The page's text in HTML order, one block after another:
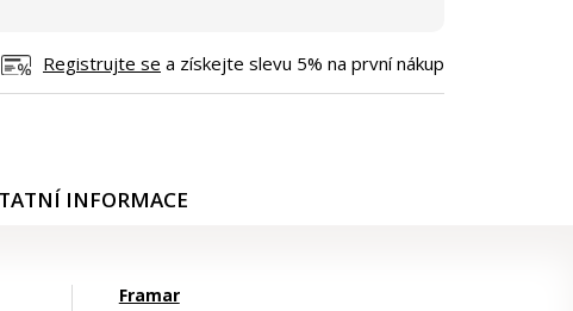
Registrujte se a získejte slevu 5% na první nákup
INFORMACE
Framar